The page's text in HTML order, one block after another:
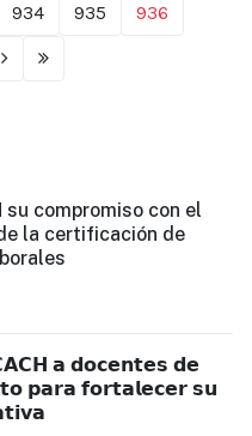
934 935
936
su compromiso con el
la certificación de
𝗮 𝗱𝗼𝗰𝗲𝗻𝘁𝗲𝘀 𝗱𝗲
𝗽𝗮𝗿𝗮 𝗳𝗼𝗿𝘁𝗮𝗹𝗲𝗰𝗲𝗿 𝘀𝘂